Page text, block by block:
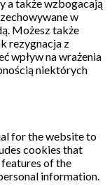
a także wzbogacają
w
Możesz także
rezygnacja z
wpływ na wrażenia
niektórych
for the website to
cookies that
of the
information.